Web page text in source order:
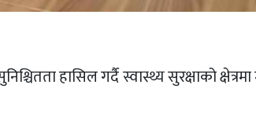
हासिल गर्दै स्वास्थ्य सुरक्षाको